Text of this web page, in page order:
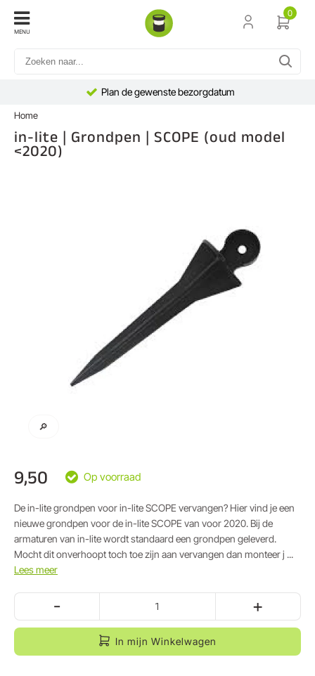
MENU
0
Plan de gewenste bezorgdatum
Home
in-lite | Grondpen | SCOPE (oud model
<2020)
🔎
9,50 Op voorraad
De in-lite grondpen voor in-lite SCOPE vervangen? Hier vind je een
nieuwe grondpen voor de in-lite SCOPE van voor 2020. Bij de
armaturen van in-lite wordt standaard een grondpen geleverd.
Mocht dit onverhoopt toch toe zijn aan vervangen dan monteer j ...
Lees meer
- +
In mijn Winkelwagen